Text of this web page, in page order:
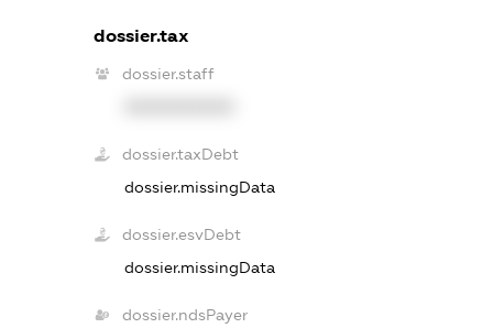
dossier.tax
dossier.staff
dossier.taxDebt
dossier.missingData
dossier.esvDebt
dossier.missingData
dossier.ndsPayer